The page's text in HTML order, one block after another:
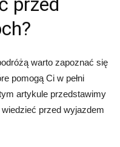
warto zapoznać się
pomogą Ci w pełni
artykule przedstawimy
przed wyjazdem